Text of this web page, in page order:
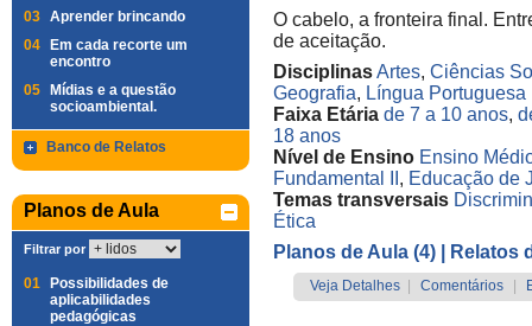
03 Aprender brincando
04
Em cada recorte um
encontro
05
Mídias e a questão
socioambiental.
Banco de Relatos
Planos de Aula
Filtrar por
01
Possibilidades de
aplicabilidades
pedagógicas
O cabelo, a fronteira final.
de aceitação.
DisciplinasArtes, Ciências
Geografia, Língua Portuguesa
Faixa Etária de 7 a 10 anos,
18 anos
Nível de Ensino Ensino
Fundamental II , Educação de
Temas transversais
Ética
Planos de Aula (4)
| Relatos
Veja Detalhes Comentários